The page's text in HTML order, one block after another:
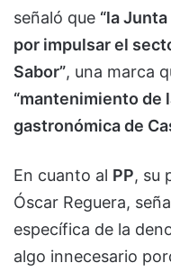
señaló que “la
por impulsar el
Sabor”, una marca
“mantenimiento de
gastronómica de
En cuanto al PP, su
Óscar Reguera,
específica de la
algo innecesario